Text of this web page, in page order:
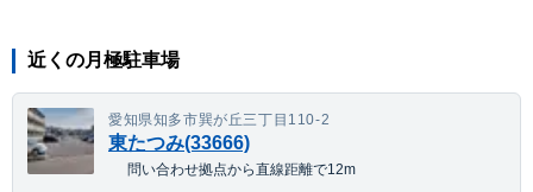
近くの月極駐車場
愛知県知多市巽が丘三丁目110-2
東たつみ(33666)
問い合わせ拠点から直線距離で12m